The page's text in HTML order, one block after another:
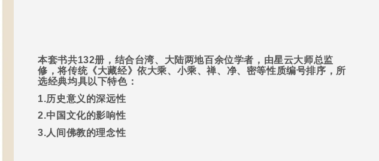
本套书共132册，结合台湾、大陆两地百余位学者，由星云大师总监
修，将传统《大藏经》依大乘、小乘、禅、净、密等性质编号排序，所
选经典均具以下特色：
1.历史意义的深远性
2.中国文化的影响性
3.人间佛教的理念性